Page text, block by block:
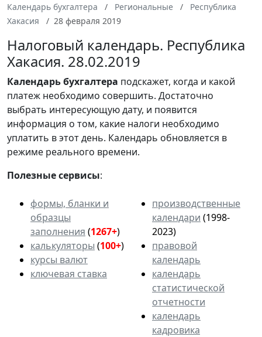
Календарь бухгалтера
Региональные
Республика
Хакасия
28 февраля 2019
Налоговый календарь. Республика
Хакасия. 28.02.2019
Календарьбухгалтера подскажет, когда и какой
платеж необходимо совершить. Достаточно
выбрать интересующую дату, и появится
информация о том, какие налоги необходимо
уплатить в этот день. Календарь обновляется в
режиме реального времени.
Полезные сервисы:
формы, бланки и
образцы
заполнения (1267+)
калькуляторы (100+)
курсы валют
ключевая ставка
производственные
календари (1998-
2023)
правовой
календарь
календарь
статистической
отчетности
календарь
кадровика